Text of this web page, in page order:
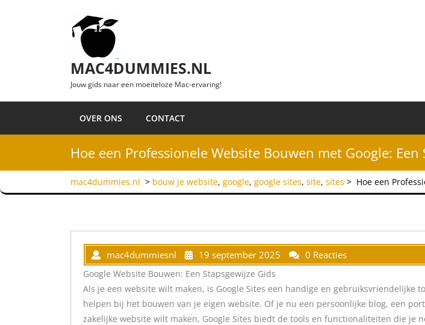
MAC4DUMMIES.NL
Jouw gids naar een moeiteloze Mac-ervaring!
OVER ONS CONTACT
Hoe een Professionele Website Bouwen met Google: Een
mac4dummies.nl > bouw je website, google, google sites, site, sites > Hoe een
mac4dummiesnl 19 september 2025 0 Reacties
Google Website Bouwen: Een Stapsgewijze Gids
Als je een website wilt maken, is Google Sites een handige en gebruiksvriendelijke
helpen bij het bouwen van je eigen website. Of je nu een persoonlijke blog, een
zakelijke website wilt maken, Google Sites biedt de tools en functionaliteiten die je